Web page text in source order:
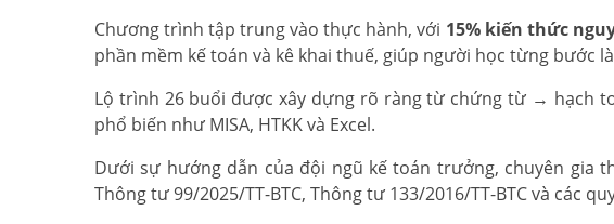
Chương trình tập trung vào thực hành, với 15% kiến thức
phần mềm kế toán và kê khai thuế, giúp người học từng bước
Lộ trình 26 buổi được xây dựng rõ ràng từ chứng từ → hạch
phổ biến như MISA, HTKK và Excel.
Dưới sự hướng dẫn của đội ngũ kế toán trưởng, chuyên gia
Thông tư 99/2025/TT-BTC, Thông tư 133/2016/TT-BTC và các